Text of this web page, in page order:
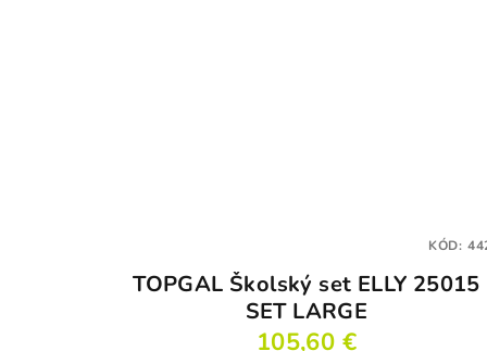
TOPGAL Školský set ELLY 25015
SET LARGE
105,60 €
KÓD: